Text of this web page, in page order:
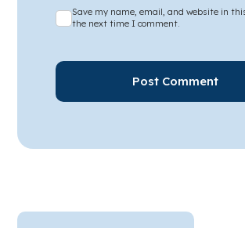
Save my name, email, and website in
the next time I comment.